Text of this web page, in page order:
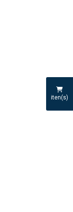
iten(s)